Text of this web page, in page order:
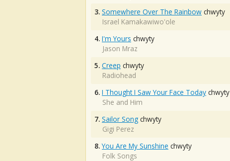
3. Somewhere Over The Rainbow chwyty
Israel Kamakawiwo'ole
4. I'm Yours chwyty
Jason Mraz
5. Creep chwyty
Radiohead
6. I Thought I Saw Your Face Today chwyty
She and Him
7. Sailor Song chwyty
Gigi Perez
8. You Are My Sunshine chwyty
Folk Songs